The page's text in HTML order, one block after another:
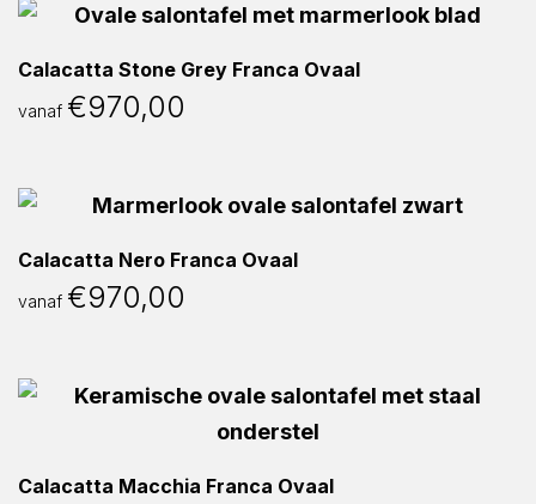
Calacatta Stone Grey Franca Ovaal
vanaf €970,00
Calacatta Nero Franca Ovaal
vanaf €970,00
Calacatta Macchia Franca Ovaal